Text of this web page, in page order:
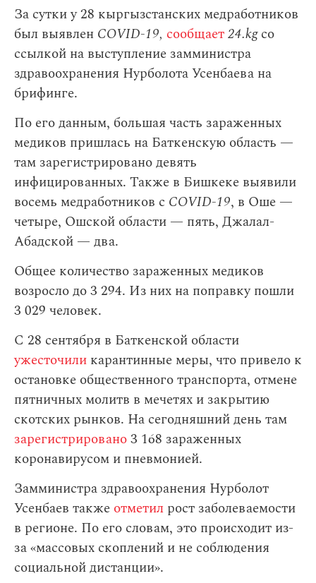
За сутки у 28 кыргызстанских медработников
был выявлен COVID-19, сообщает24.kgсо
ссылкой на выступление замминистра
здравоохранения Нурболота Усенбаева на
брифинге.
По его данным, большая часть зараженных
медиков пришлась на Баткенскую область —
там зарегистрировано девять
инфицированных. Также в Бишкеке выявили
восемь медработников с COVID-19, в Оше —
четыре, Ошской области — пять, Джалал-
Абадской — два.
Общее количество зараженных медиков
возросло до 3 294. Из них на поправку пошли
3 029 человек.
С 28 сентября в Баткенской области
ужесточили карантинные меры, что привело к
остановке общественного транспорта, отмене
пятничных молитв в мечетях и закрытию
скотских рынков. На сегодняшний день там
зарегистрировано3 168 зараженных
коронавирусом и пневмонией.
Замминистра здравоохранения Нурболот
Усенбаев также отметил рост заболеваемости
в регионе. По его словам, это происходит из-
за «массовых скоплений и не соблюдения
социальной дистанции».